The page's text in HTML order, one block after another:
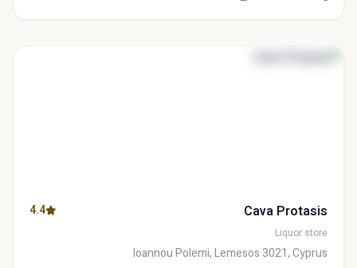
Cava Protasis
4.4
Liquor store
Ioannou Polemi, Lemesos 3021, Cyprus